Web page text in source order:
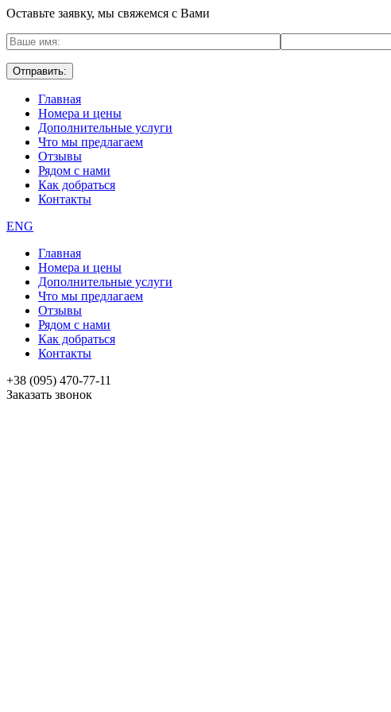
Оставьте заявку, мы свяжемся с Вами
Главная
Номера и цены
Дополнительные услуги
Что мы предлагаем
Отзывы
Рядом с нами
Как добраться
Контакты
ENG
Главная
Номера и цены
Дополнительные услуги
Что мы предлагаем
Отзывы
Рядом с нами
Как добраться
Контакты
+38 (095) 470-77-11
Заказать звонок